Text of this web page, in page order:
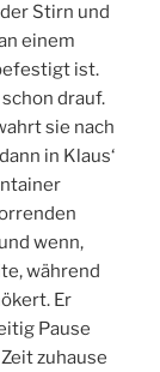
Stirn und
einem
ist.
drauf.
sie nach
in Klaus‘
wenn,
während
Er
Pause
zuhause